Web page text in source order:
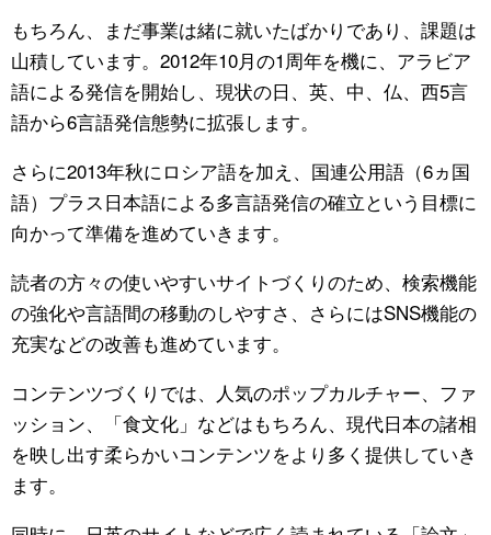
Images
People
東京
お知らせ
公式SNS
もちろん、まだ事業は緒に就いたばかりであり、課題は
山積しています。2012年10月の1周年を機に、アラビア
語による発信を開始し、現状の日、英、中、仏、西5言
語から6言語発信態勢に拡張します。
さらに2013年秋にロシア語を加え、国連公用語（6ヵ国
語）プラス日本語による多言語発信の確立という目標に
向かって準備を進めていきます。
読者の方々の使いやすいサイトづくりのため、検索機能
の強化や言語間の移動のしやすさ、さらにはSNS機能の
充実などの改善も進めています。
コンテンツづくりでは、人気のポップカルチャー、ファ
ッション、「食文化」などはもちろん、現代日本の諸相
を映し出す柔らかいコンテンツをより多く提供していき
ます。